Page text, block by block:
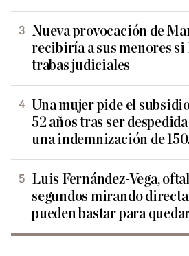
Nueva provocación de
recibiría a sus menores si
trabas judiciales
Una mujer pide el
52 años tras ser
una indemnización de
Luis Fernández-Vega,
segundos mirando
pueden bastar para